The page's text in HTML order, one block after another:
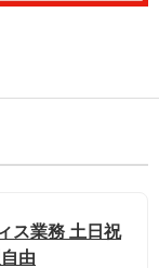
ス業務 土日祝
由